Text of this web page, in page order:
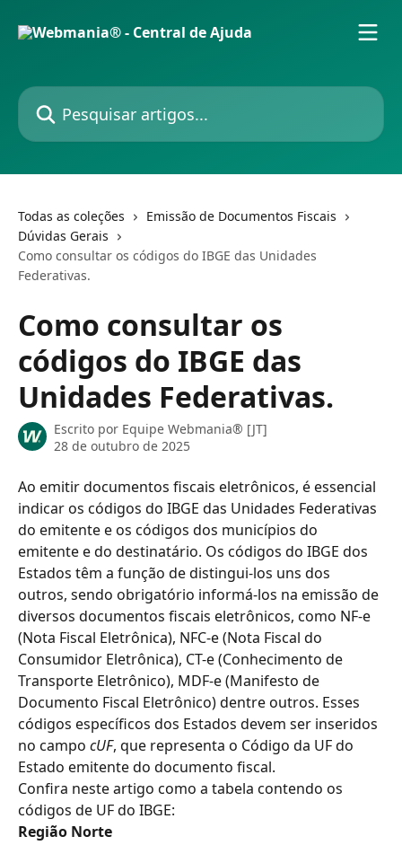
Pesquisar artigos...
Todas as coleções
Emissão de Documentos Fiscais
Dúvidas Gerais
Como consultar os códigos do IBGE das Unidades
Federativas.
Como consultar os
códigos do IBGE das
Unidades Federativas.
Escrito por Equipe Webmania® [JT]
28 de outubro de 2025
Ao emitir documentos fiscais eletrônicos, é essencial
indicar os códigos do IBGE das Unidades Federativas
do emitente e os códigos dos municípios do
emitente e do destinatário. Os códigos do IBGE dos
Estados têm a função de distingui-los uns dos
outros, sendo obrigatório informá-los na emissão de
diversos documentos fiscais eletrônicos, como NF-e
(Nota Fiscal Eletrônica), NFC-e (Nota Fiscal do
Consumidor Eletrônica), CT-e (Conhecimento de
Transporte Eletrônico), MDF-e (Manifesto de
Documento Fiscal Eletrônico) dentre outros. Esses
códigos específicos dos Estados devem ser inseridos
no campo cUF, que representa o Código da UF do
Estado emitente do documento fiscal.
Confira neste artigo como a tabela contendo os
códigos de UF do IBGE:
Região Norte